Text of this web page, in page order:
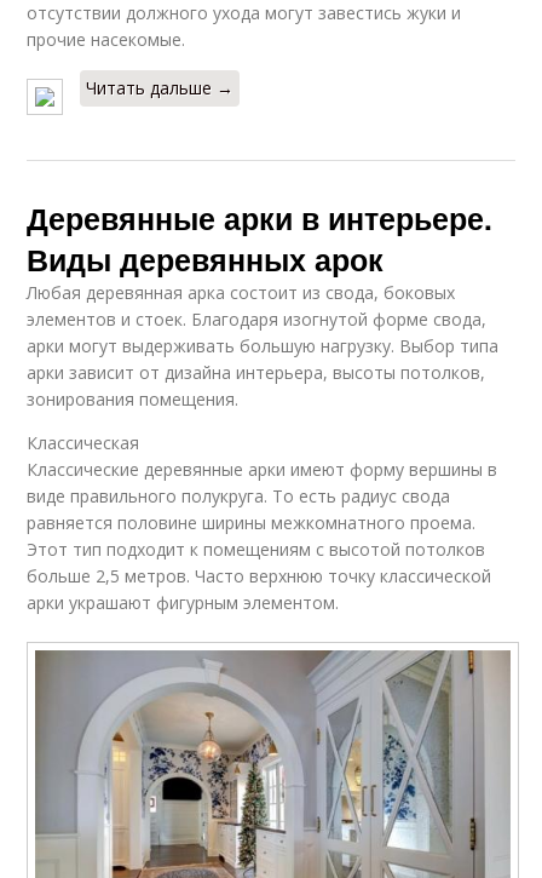
отсутствии должного ухода могут завестись жуки и
прочие насекомые.
Читать дальше →
Деревянные арки в интерьере.
Виды деревянных арок
Любая деревянная арка состоит из свода, боковых
элементов и стоек. Благодаря изогнутой форме свода,
арки могут выдерживать большую нагрузку. Выбор типа
арки зависит от дизайна интерьера, высоты потолков,
зонирования помещения.
Классическая
Классические деревянные арки имеют форму вершины в
виде правильного полукруга. То есть радиус свода
равняется половине ширины межкомнатного проема.
Этот тип подходит к помещениям с высотой потолков
больше 2,5 метров. Часто верхнюю точку классической
арки украшают фигурным элементом.